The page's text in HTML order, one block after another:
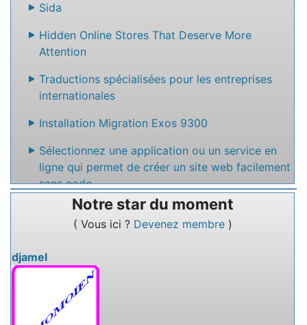
Sida
Hidden Online Stores That Deserve More
Attention
Traductions spécialisées pour les entreprises
internationales
Installation Migration Exos 9300
Sélectionnez une application ou un service en
ligne qui permet de créer un site web facilement
sans code
Nommez un service en ligne qui permet de
rédiger des textes à plusieurs.
Notre star du moment
( Vous ici ? Devenez membre )
djamel